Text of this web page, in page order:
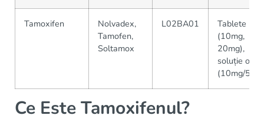
Tamoxifen
Nolvadex,
Tamofen,
Soltamox
L02BA01
Tablete
(10mg,
20mg),
soluție orală
(10mg/
Ce Este Tamoxifenul?